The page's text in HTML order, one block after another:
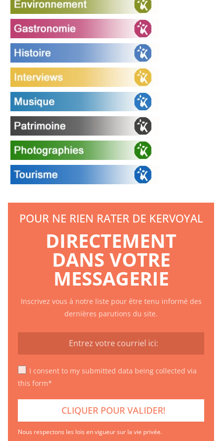
POUR NE RIEN RATER DE KERVOYAL
DIRECTEMENT
DANS VOTRE
MESSAGERIE
Inscrivez vous à notre liste pour être tenu informé des
dernières parutions du site.
I consent to my submitted data being collected via
this form*
Nous respectons les lois en vigueur sur la vie privée.